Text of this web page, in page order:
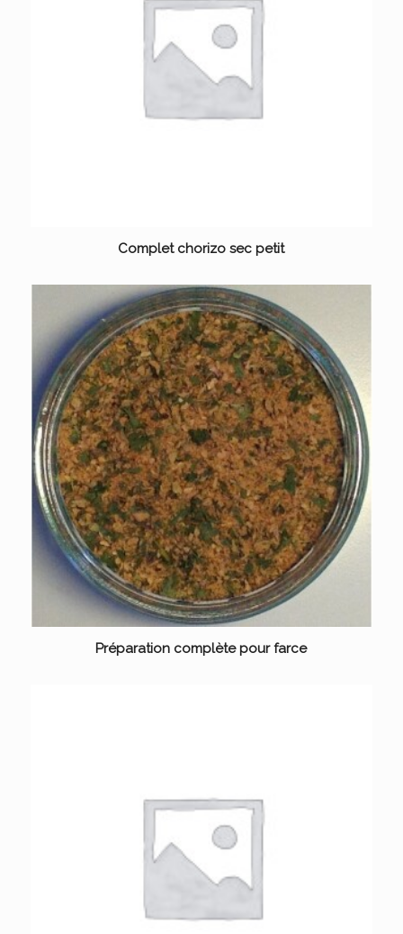
Complet chorizo sec petit
Préparation complète pour farce